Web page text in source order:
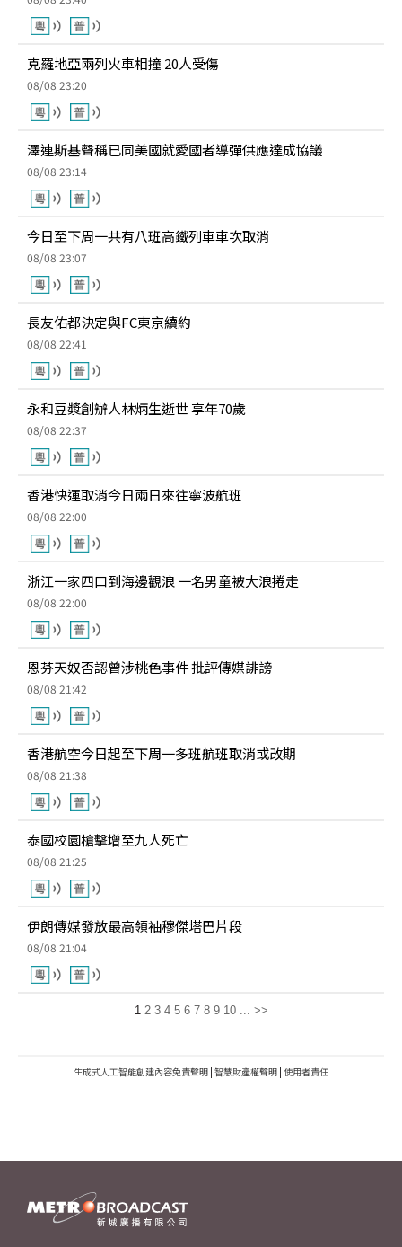
克羅地亞兩列火車相撞 20人受傷
08/08 23:20
澤連斯基聲稱已同美國就愛國者導彈供應達成協議
08/08 23:14
今日至下周一共有八班高鐵列車車次取消
08/08 23:07
長友佑都決定與FC東京續約
08/08 22:41
永和豆漿創辦人林炳生逝世 享年70歲
08/08 22:37
香港快運取消今日兩日來往寧波航班
08/08 22:00
浙江一家四口到海邊觀浪 一名男童被大浪捲走
08/08 22:00
恩芬天奴否認曾涉桃色事件 批評傳媒誹謗
08/08 21:42
香港航空今日起至下周一多班航班取消或改期
08/08 21:38
泰國校園槍擊增至九人死亡
08/08 21:25
伊朗傳媒發放最高領袖穆傑塔巴片段
08/08 21:04
1 2 3 4 5 6 7 8 9 10 ... >>
生成式人工智能創建內容免責聲明 | 智慧財產權聲明 | 使用者責任